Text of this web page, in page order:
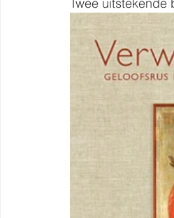
Twee uitstekende